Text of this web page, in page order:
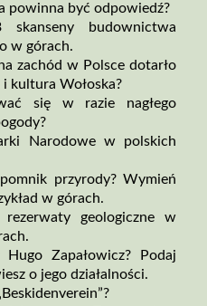
powinna być odpowiedź?
skanseny budownictwa
w górach.
zachód w Polsce dotarło
kultura Wołoska?
się w razie nagłego
Narodowe w polskich
przyrody? Wymień
w górach.
geologiczne w
Zapałowicz? Podaj
o jego działalności.